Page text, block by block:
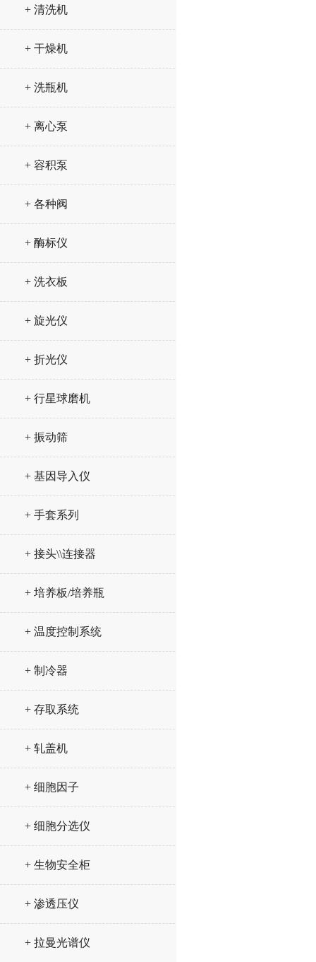
+ 清洗机
+ 干燥机
+ 洗瓶机
+ 离心泵
+ 容积泵
+ 各种阀
+ 酶标仪
+ 洗衣板
+ 旋光仪
+ 折光仪
+ 行星球磨机
+ 振动筛
+ 基因导入仪
+ 手套系列
+ 接头\\连接器
+ 培养板/培养瓶
+ 温度控制系统
+ 制冷器
+ 存取系统
+ 轧盖机
+ 细胞因子
+ 细胞分选仪
+ 生物安全柜
+ 渗透压仪
+ 拉曼光谱仪